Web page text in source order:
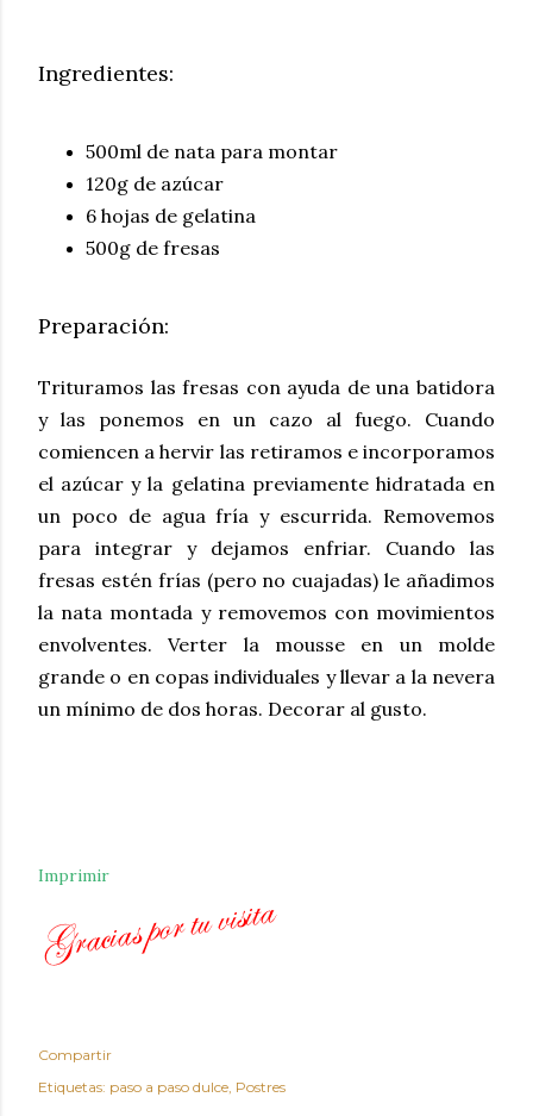
Ingredientes:
500ml de nata para montar
120g de azúcar
6 hojas de gelatina
500g de fresas
Preparación:
Trituramos las fresas con ayuda de una batidora
y las ponemos en un cazo al fuego. Cuando
comiencen a hervir las retiramos e incorporamos
el azúcar y la gelatina previamente hidratada en
un poco de agua fría y escurrida. Removemos
para integrar y dejamos enfriar. Cuando las
fresas estén frías (pero no cuajadas) le añadimos
la nata montada y removemos con movimientos
envolventes. Verter la mousse en un molde
grande o en copas individuales y llevar a la nevera
un mínimo de dos horas. Decorar al gusto.
Imprimir
Compartir
Etiquetas: paso a paso dulce Postres